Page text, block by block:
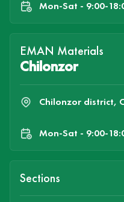
Mon-Sat - 9:00-
EMAN Materials
Chilonzor
Chilonzor district,
Mon-Sat - 9:00-
Sections